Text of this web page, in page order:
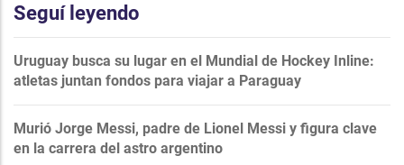
Seguí leyendo
Uruguay busca su lugar en el Mundial de Hockey Inline:
atletas juntan fondos para viajar a Paraguay
Murió Jorge Messi, padre de Lionel Messi y figura clave
en la carrera del astro argentino